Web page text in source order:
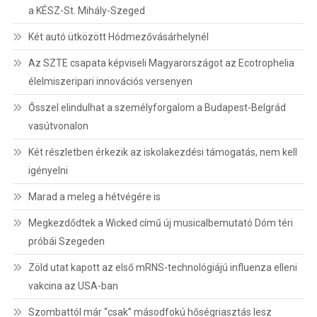
a KÉSZ-St. Mihály-Szeged
Két autó ütközött Hódmezővásárhelynél
Az SZTE csapata képviseli Magyarországot az Ecotrophelia
élelmiszeripari innovációs versenyen
Ősszel elindulhat a személyforgalom a Budapest-Belgrád
vasútvonalon
Két részletben érkezik az iskolakezdési támogatás, nem kell
igényelni
Marad a meleg a hétvégére is
Megkezdődtek a Wicked című új musicalbemutató Dóm téri
próbái Szegeden
Zöld utat kapott az első mRNS-technológiájú influenza elleni
vakcina az USA-ban
Szombattól már “csak” másodfokú hőségriasztás lesz